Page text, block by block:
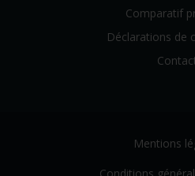
Comparatif
Déclarations de
Mentions
Conditions